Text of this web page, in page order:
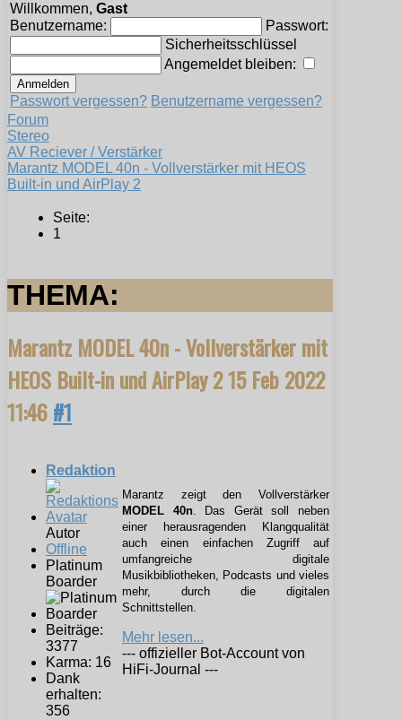
Willkommen, Gast
Benutzername:
Passwort:
Sicherheitsschlüssel
Angemeldet bleiben:
Passwort vergessen? Benutzername vergessen?
Forum
Stereo
AV Reciever / Verstärker
Marantz MODEL 40n - Vollverstärker mit HEOS
Built-in und AirPlay 2
Seite:
1
THEMA:
Marantz MODEL 40n - Vollverstärker mit
HEOS Built-in und AirPlay 215 Feb 2022
11:46#1
Redaktion
Autor
Offline
Platinum
Boarder
Beiträge:
3377
Karma: 16
Dank
erhalten:
356
Marantz zeigt den Vollverstärker
MODEL 40n. Das Gerät soll neben
einer herausragenden Klangqualität
auch einen einfachen Zugriff auf
umfangreiche digitale
Musikbibliotheken, Podcasts und vieles
mehr, durch die digitalen
Schnittstellen.
Mehr lesen...
--- offizieller Bot-Account von
HiFi-Journal ---